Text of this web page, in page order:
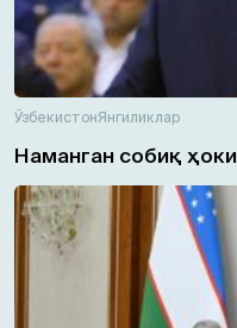
ЎзбекистонЯнгиликлар
Наманган собиқ